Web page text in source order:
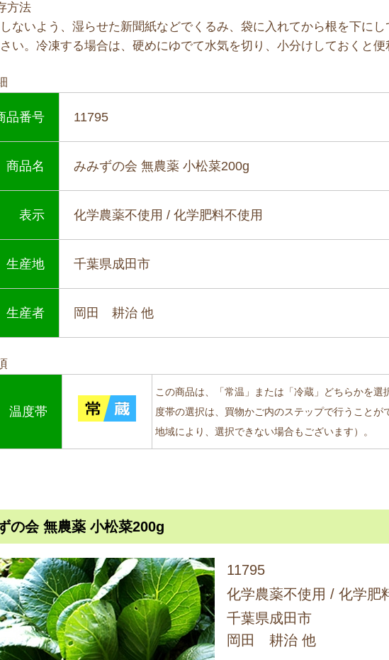
方法
ないよう、湿らせた新聞紙などでくるみ、袋に入れてから根を下にし
い。冷凍する場合は、硬めにゆでて水気を切り、小分けしておくと便
品番号 11795
商品名 みみずの会 無農薬 小松菜200g
表示 化学農薬不使用 / 化学肥料不使用
生産地 千葉県成田市
生産者 岡田 耕治 他
温度帯
この商品は、「常温」または「冷蔵」どちらかを選
度帯の選択は、買物かご内のステップで行うことが
地域により、選択できない場合もございます）。
の会 無農薬 小松菜200g
11795
化学農薬不使用 / 化学肥
千葉県成田市
岡田 耕治 他